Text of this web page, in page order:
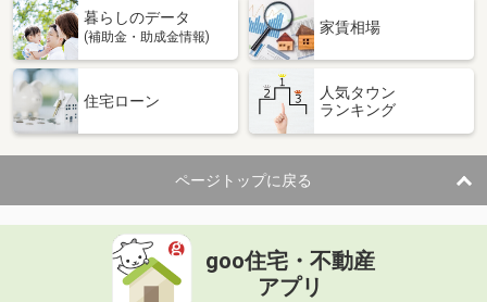
暮らしのデータ
(補助金・助成金情報)
家賃相場
住宅ローン
人気タウン
ランキング
ページトップに戻る
goo住宅・不動産
アプリ